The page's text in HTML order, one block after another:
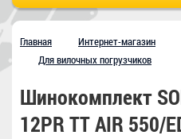
Главная Интернет-магазин
Для вилочных погрузчиков
Шинокомплект
12PR TT AIR 550/